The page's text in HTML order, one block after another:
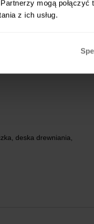
mogą
z ich usług.
kompletowi do sushi dla
deska drewniania,